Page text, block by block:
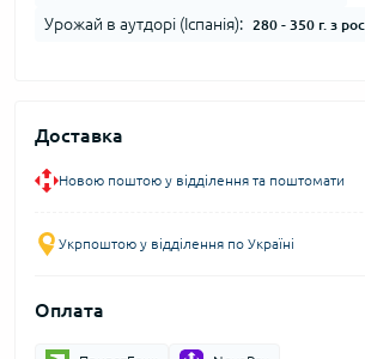
Урожай в аутдорі (Іспанія): 280 - 350 г. з
Доставка
Новою поштою у відділення та поштомати
Укрпоштою у відділення по Україні
Оплата